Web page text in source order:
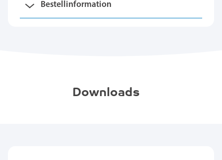
Bestellinformation
Downloads